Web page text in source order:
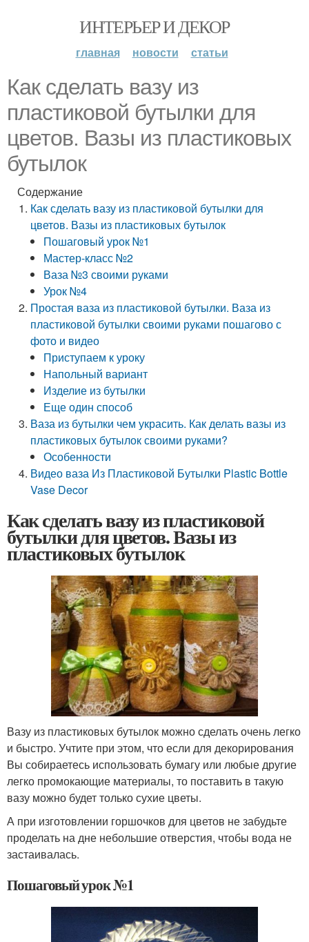
ИНТЕРЬЕР И ДЕКОР
главная новости статьи
Как сделать вазу из
пластиковой бутылки для
цветов. Вазы из пластиковых
бутылок
Содержание
Как сделать вазу из пластиковой бутылки для
цветов. Вазы из пластиковых бутылок
Пошаговый урок №1
Мастер-класс №2
Ваза №3 своими руками
Урок №4
Простая ваза из пластиковой бутылки. Ваза из
пластиковой бутылки своими руками пошагово с
фото и видео
Приступаем к уроку
Напольный вариант
Изделие из бутылки
Еще один способ
Ваза из бутылки чем украсить. Как делать вазы из
пластиковых бутылок своими руками?
Особенности
Видео ваза Из Пластиковой Бутылки Plastic Bottle
Vase Decor
Как сделать вазу из пластиковой
бутылки для цветов. Вазы из
пластиковых бутылок
Вазу из пластиковых бутылок можно сделать очень легко
и быстро. Учтите при этом, что если для декорирования
Вы собираетесь использовать бумагу или любые другие
легко промокающие материалы, то поставить в такую
вазу можно будет только сухие цветы.
А при изготовлении горшочков для цветов не забудьте
проделать на дне небольшие отверстия, чтобы вода не
застаивалась.
Пошаговый урок №1